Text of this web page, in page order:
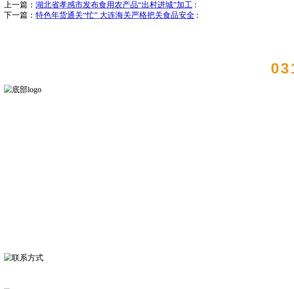
上一篇： 湖北省孝感市发布食用农产品“出村进城”加工 :
下一篇： 特色年货通关“忙” 大连海关严格把关食品安全 :